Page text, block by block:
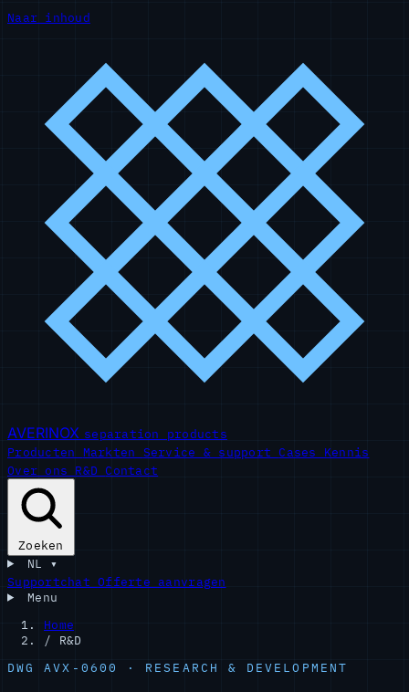
Naar inhoud
AVERINOX separation products
Producten Markten Service & support Cases Kennis
Over ons R&D Contact
Zoeken
NL ▾
SupportchatOfferte aanvragen
Menu
Home
/
R&D
DWG AVX-0600 · RESEARCH & DEVELOPMENT